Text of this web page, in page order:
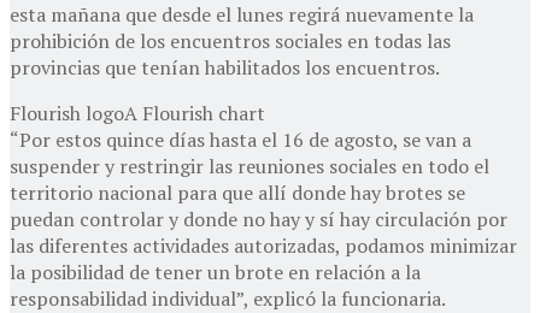
esta mañana que desde el lunes regirá nuevamente la
prohibición de los encuentros sociales en todas las
provincias que tenían habilitados los encuentros.
Flourish logoA Flourish chart
“Por estos quince días hasta el 16 de agosto, se van a
suspender y restringir las reuniones sociales en todo el
territorio nacional para que allí donde hay brotes se
puedan controlar y donde no hay y sí hay circulación por
las diferentes actividades autorizadas, podamos minimizar
la posibilidad de tener un brote en relación a la
responsabilidad individual”, explicó la funcionaria.